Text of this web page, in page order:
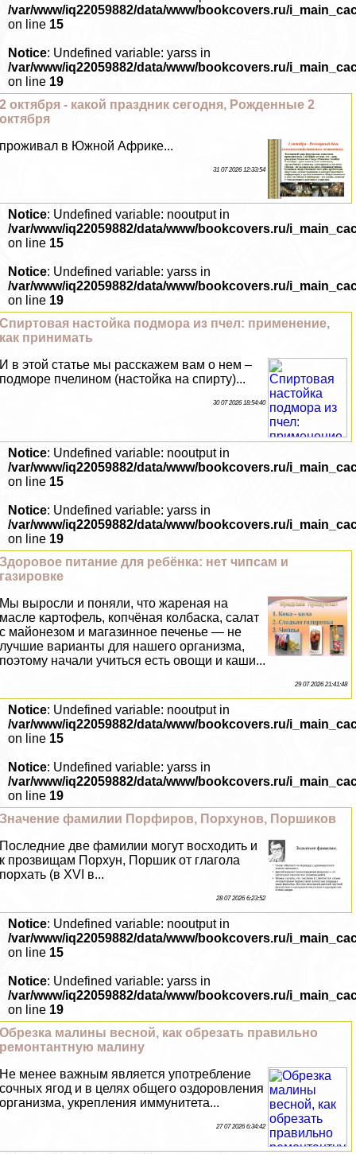
/var/www/iq22059882/data/www/bookcovers.ru/
on line 15
Notice: Undefined variable: yarss in
/var/www/iq22059882/data/www/bookcovers.ru/
on line 19
2 октября - какой праздник сегодня, Рожденные 2
октября
проживал в Южной Африке...
31 07 2026 12:33:54
Notice: Undefined variable: nooutput in
/var/www/iq22059882/data/www/bookcovers.ru/
on line 15
Notice: Undefined variable: yarss in
/var/www/iq22059882/data/www/bookcovers.ru/
on line 19
Спиртовая настойка подмора из пчел: применение,
как принимать
И в этой статье мы расскажем вам о нем –
подморе пчелином (настойка на спирту)...
30 07 2026 18:54:40
Notice: Undefined variable: nooutput in
/var/www/iq22059882/data/www/bookcovers.ru/
on line 15
Notice: Undefined variable: yarss in
/var/www/iq22059882/data/www/bookcovers.ru/
on line 19
Здоровое питание для ребёнка: нет чипсам и
газировке
Мы выросли и поняли, что жареная на
масле картофель, копчёная колбаска, салат
с майонезом и магазинное печенье — не
лучшие варианты для нашего организма,
поэтому начали учиться есть овощи и каши...
29 07 2026 21:41:48
Notice: Undefined variable: nooutput in
/var/www/iq22059882/data/www/bookcovers.ru/
on line 15
Notice: Undefined variable: yarss in
/var/www/iq22059882/data/www/bookcovers.ru/
on line 19
Значение фамилии Порфиров, Порхунов, Поршиков
Последние две фамилии могут восходить и
к прозвищам Порхун, Поршик от глагола
порхать (в XVI в...
28 07 2026 6:23:52
Notice: Undefined variable: nooutput in
/var/www/iq22059882/data/www/bookcovers.ru/
on line 15
Notice: Undefined variable: yarss in
/var/www/iq22059882/data/www/bookcovers.ru/
on line 19
Обрезка малины весной, как обрезать правильно
ремонтантную малину
Не менее важным является употрeбление
сочных ягод и в целях общего оздоровления
организма, укрепления иммунитета...
27 07 2026 6:34:42